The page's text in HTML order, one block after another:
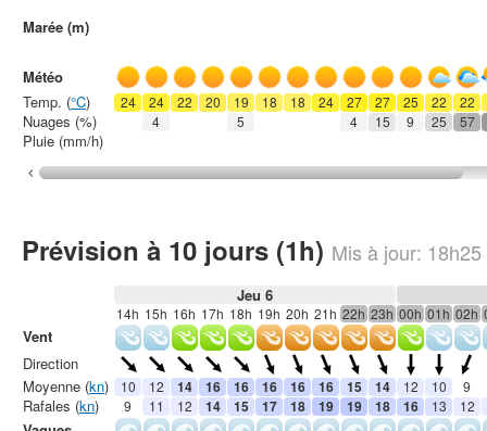
24 24 22 20 19 18 18 24 27 27 25 22
22
4
5 4 15 9 25 57
Marée (m)
Météo
Temp. (°C)
Nuages (%)
Pluie (mm/h)
Prévision à 10 jours (1h) Mis à jour: 18h25
Jeu 6
14h 15h 16h 17h 18h 19h 20h 21h 22h 23h 00h 01h 02h
10 12 14 16 16 16 16 16 15 14 12 10
9
9
11 12 14 15 17 18 19 19 18 16 13 12
Vent
Direction
Moyenne (kn)
Rafales (kn)